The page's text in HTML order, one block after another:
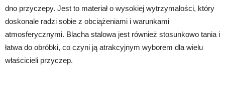
dno przyczepy. Jest to materiał o wysokiej wytrzymałości, który
doskonale radzi sobie z obciążeniami i warunkami
atmosferycznymi. Blacha stalowa jest również stosunkowo tania i
łatwa do obróbki, co czyni ją atrakcyjnym wyborem dla wielu
właścicieli przyczep.